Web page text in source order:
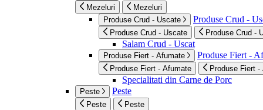
Mezeluri
Mezeluri
Produse Crud - Uscate
Produse Crud -
Produse Crud - Uscate Produse Crud -
Salam Crud - Uscat
Produse Fiert - Afumate Produse Fiert -
Produse Fiert - Afumate Produse Fiert -
Specialitati din Carne de Porc
Peste Peste
Peste Peste